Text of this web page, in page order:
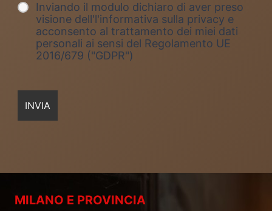
Inviando il modulo dichiaro di aver preso
visione dell'l'informativa sulla privacy e
acconsento al trattamento dei miei dati
personali ai sensi del Regolamento UE
2016/679 ("GDPR")
MILANO E PROVINCIA